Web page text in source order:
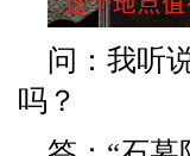
问：我听
吗？